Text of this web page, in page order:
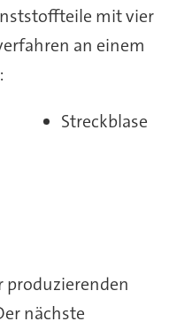
mit vier
an einem
Streckblase
produzierenden
nächste